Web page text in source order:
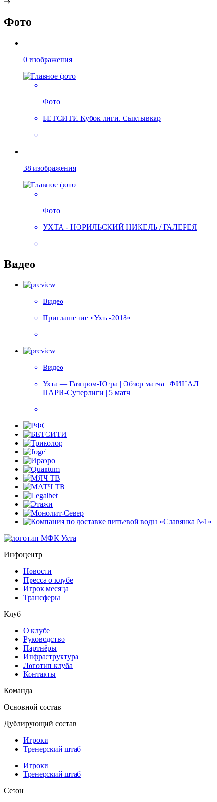
Фото
0 изображения
Фото
БЕТСИТИ Кубок лиги. Сыктывкар
38 изображения
Фото
УХТА - НОРИЛЬСКИЙ НИКЕЛЬ / ГАЛЕРЕЯ
Видео
Видео
Приглашение «Ухта-2018»
Видео
Ухта — Газпром-Югра | Обзор матча | ФИНАЛ
ПАРИ-Суперлиги | 5 матч
Инфоцентр
Новости
Пресса о клубе
Игрок месяца
Трансферы
Клуб
О клубе
Руководство
Партнёры
Инфраструктура
Логотип клуба
Контакты
Команда
Основной состав
Дублирующий состав
Игроки
Тренерский штаб
Игроки
Тренерский штаб
Сезон